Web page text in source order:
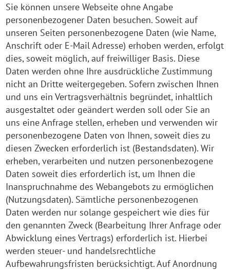
Sie können unsere Webseite ohne Angabe
personenbezogener Daten besuchen. Soweit auf
unseren Seiten personenbezogene Daten (wie Name,
Anschrift oder E-Mail Adresse) erhoben werden, erfolgt
dies, soweit möglich, auf freiwilliger Basis. Diese
Daten werden ohne Ihre ausdrückliche Zustimmung
nicht an Dritte weitergegeben. Sofern zwischen Ihnen
und uns ein Vertragsverhältnis begründet, inhaltlich
ausgestaltet oder geändert werden soll oder Sie an
uns eine Anfrage stellen, erheben und verwenden wir
personenbezogene Daten von Ihnen, soweit dies zu
diesen Zwecken erforderlich ist (Bestandsdaten). Wir
erheben, verarbeiten und nutzen personenbezogene
Daten soweit dies erforderlich ist, um Ihnen die
Inanspruchnahme des Webangebots zu ermöglichen
(Nutzungsdaten). Sämtliche personenbezogenen
Daten werden nur solange gespeichert wie dies für
den genannten Zweck (Bearbeitung Ihrer Anfrage oder
Abwicklung eines Vertrags) erforderlich ist. Hierbei
werden steuer- und handelsrechtliche
Aufbewahrungsfristen berücksichtigt. Auf Anordnung